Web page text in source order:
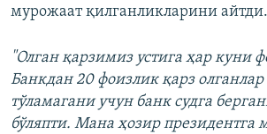
мурожаат қилганликларини айтди.
"Олган қарзимиз устига ҳар куни
Банкдан 20 фоизлик қарз
тўламагани учун банк судга
бўляпти. Мана ҳозир президентга